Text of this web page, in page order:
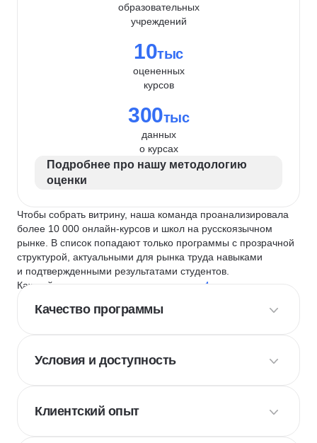
образовательных
учреждений
10тыс
оцененных
курсов
300тыс
данных
о курсах
Подробнее про нашу методологию
оценки
Чтобы собрать витрину, наша команда проанализировала
более 10 000 онлайн-курсов и школ на русскоязычном
рынке. В список попадают только программы с прозрачной
структурой, актуальными для рынка труда навыками
и подтвержденными результатами студентов.
Каждый курс и школу мы оцениваем по
4 критериям
Качество программы
Условия и доступность
Клиентский опыт